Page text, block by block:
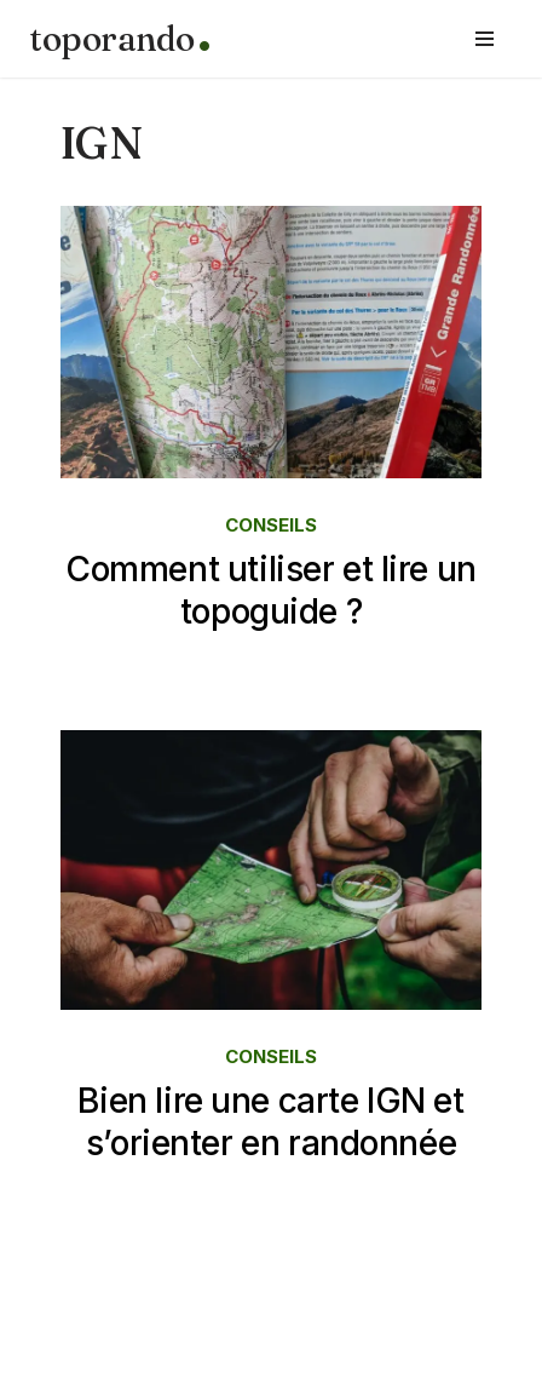
contenu
toporando
IGN
Comment utiliser et lire un
topoguide ?
CONSEILS
Bien lire une carte IGN et
s’orienter en randonnée
CONSEILS